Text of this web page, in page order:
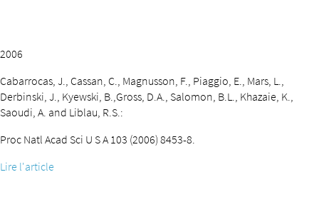
2006
Cabarrocas, J., Cassan, C., Magnusson, F., Piaggio, E., Mars, L.,
Derbinski, J., Kyewski, B.,Gross, D.A., Salomon, B.L., Khazaie, K.,
Saoudi, A. and Liblau, R.S.:
Proc Natl Acad Sci U S A 103 (2006) 8453-8.
Lire l'article